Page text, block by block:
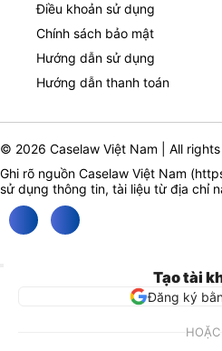
Điều khoản sử dụng
Chính sách bảo mật
Hướng dẫn sử dụng
Hướng dẫn thanh toán
© 2026 Caselaw Việt Nam | All
Ghi rõ nguồn Caselaw Việt Nam (
sử dụng thông tin, tài liệu từ địa chỉ
Tạo tài
Đăng ký
HOẶC